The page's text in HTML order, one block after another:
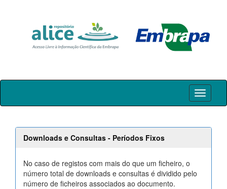
Skip
Downloads e Consultas - Períodos Fixos
No caso de registos com mais do que um ficheiro, o
número total de downloads e consultas é dividido pelo
número de ficheiros associados ao documento.